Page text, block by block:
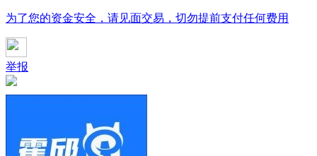
为了您的资金安全，请见面交易，切勿提前支付任何费用
举报